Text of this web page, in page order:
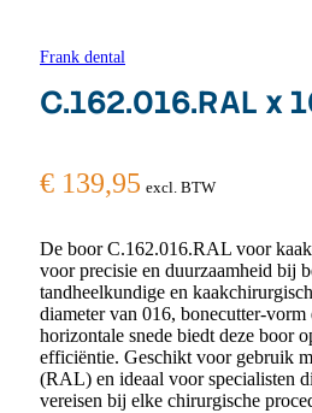
Frank dental
C.162.016.RAL x
€ 139,95 excl. BTW
De boor C.162.016.RAL voor
voor precisie en duurzaamheid bij
tandheelkundige en
diameter van 016, bonecutter-vorm
horizontale snede biedt deze boor
efficiëntie. Geschikt voor gebruik
(RAL) en ideaal voor specialisten
vereisen bij elke chirurgische